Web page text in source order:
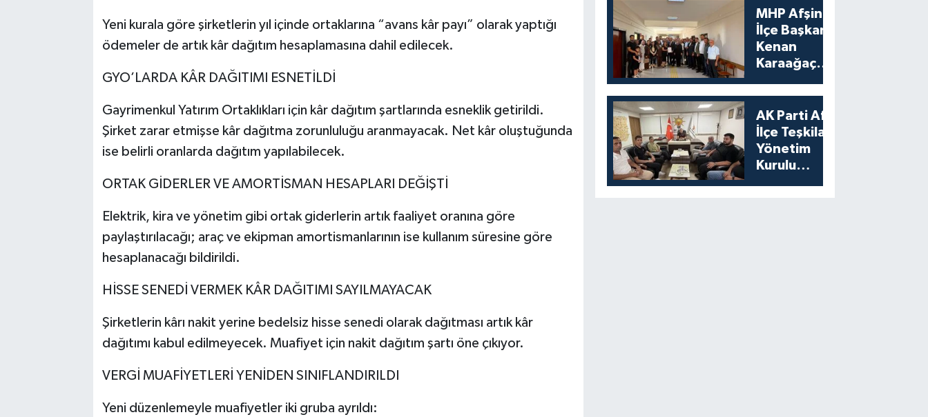
Yeni kurala göre şirketlerin yıl içinde ortaklarına “avans kâr payı” olarak yaptığı
ödemeler de artık kâr dağıtım hesaplamasına dahil edilecek.
GYO’LARDA KÂR DAĞITIMI ESNETİLDİ
Gayrimenkul Yatırım Ortaklıkları için kâr dağıtım şartlarında esneklik getirildi.
Şirket zarar etmişse kâr dağıtma zorunluluğu aranmayacak. Net kâr oluştuğunda
ise belirli oranlarda dağıtım yapılabilecek.
ORTAK GİDERLER VE AMORTİSMAN HESAPLARI DEĞİŞTİ
Elektrik, kira ve yönetim gibi ortak giderlerin artık faaliyet oranına göre
paylaştırılacağı; araç ve ekipman amortismanlarının ise kullanım süresine göre
hesaplanacağı bildirildi.
HİSSE SENEDİ VERMEK KÂR DAĞITIMI SAYILMAYACAK
Şirketlerin kârı nakit yerine bedelsiz hisse senedi olarak dağıtması artık kâr
dağıtımı kabul edilmeyecek. Muafiyet için nakit dağıtım şartı öne çıkıyor.
VERGİ MUAFİYETLERİ YENİDEN SINIFLANDIRILDI
Yeni düzenlemeyle muafiyetler iki gruba ayrıldı:
MHP Afşin
İlçe Başkanı
Kenan
Karaağaç
Aldı
AK Parti Afşin
İlçe Teşkilatı
Yönetim
Kurulu